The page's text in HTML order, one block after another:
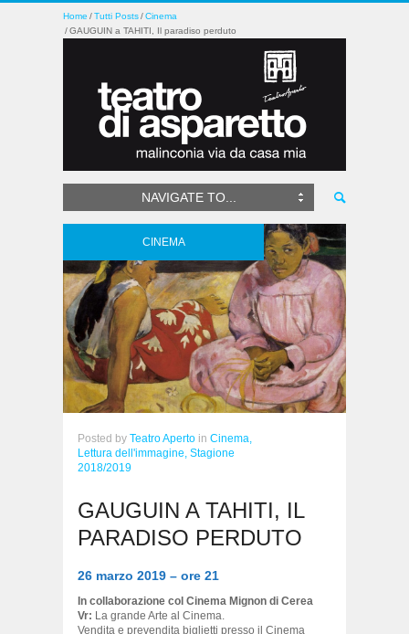
Home Tutti Posts
Cinema
GAUGUIN a TAHITI, Il paradiso perduto
NAVIGATE TO...
CINEMA
Posted by Teatro Aperto in Cinema,
Lettura dell'immagine, Stagione
2018/2019
GAUGUIN A TAHITI, IL
PARADISO PERDUTO
26 marzo 2019 – ore 21
In collaborazione col Cinema Mignon di Cerea
Vr: La grande Arte al Cinema.
Vendita e prevendita biglietti presso il Cinema